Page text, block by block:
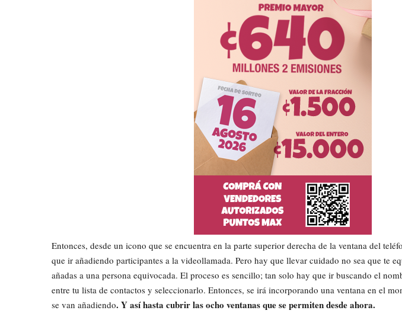
Entonces, desde un icono que se encuentra en la parte superior derecha de la ventana del
que ir añadiendo participantes a la videollamada. Pero hay que llevar cuidado no sea que te
añadas a una persona equivocada. El proceso es sencillo; tan solo hay que ir buscando el
entre tu lista de contactos y seleccionarlo. Entonces, se irá incorporando una ventana en el
se van añadiendo. Y así hasta cubrir las ocho ventanas que se permiten desde ahora.